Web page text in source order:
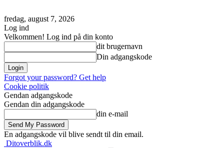
fredag, august 7, 2026
Log ind
Velkommen! Log ind på din konto
dit brugernavn
Din adgangskode
Forgot your password? Get help
Cookie politik
Gendan adgangskode
Gendan din adgangskode
din e-mail
En adgangskode vil blive sendt til din email.
Ditoverblik.dk